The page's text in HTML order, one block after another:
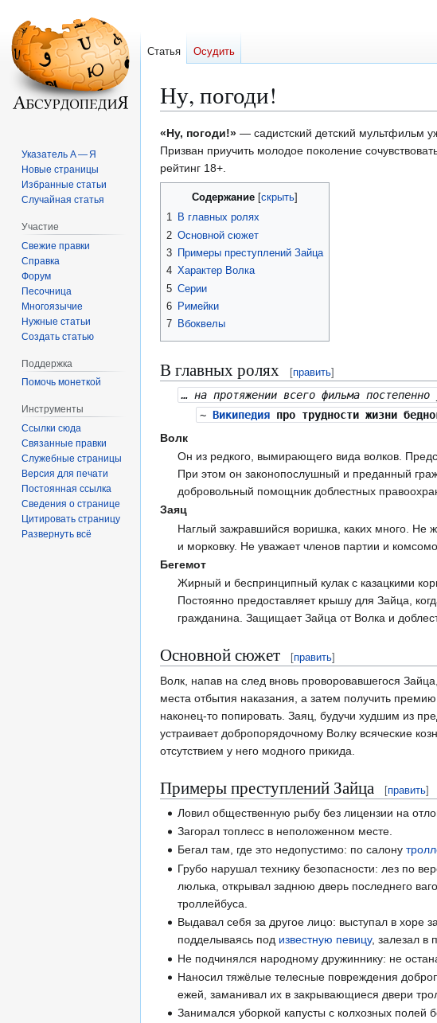
Ну, погоди!
Перейти
к
навигации
Перейти
к
поиску
«Ну, погоди!» — садистский детский мультфильм
Призван приучить молодое поколение
рейтинг 18+.
Содержание
1 В главных ролях
2 Основной сюжет
3 Примеры преступлений Зайца
4 Характер Волка
5 Серии
6 Римейки
7 Вбоквелы
В главных ролях [править]
… на протяжении всего фильма постепенно
~ Википедияпро трудности жизни
Волк
Он из редкого, вымирающего вида волков.
При этом он законопослушный и преданный
добровольный помощник доблестных
Заяц
Наглый зажравшийся воришка, каких много. Не
и морковку. Не уважает членов партии и
Бегемот
Жирный и беспринципный кулак с казацкими
Постоянно предоставляет крышу для Зайца,
гражданина. Защищает Зайца от Волка и
Основной сюжет [править]
Волк, напав на след вновь проворовавшегося
места отбытия наказания, а затем получить
наконец-то попировать. Заяц, будучи худшим из
устраивает добропорядочному Волку всяческие
отсутствием у него модного прикида.
Примеры преступлений Зайца [править]
Ловил общественную рыбу без лицензии на
Загорал топлесс в неположенном месте.
Бегал там, где это недопустимо: по салону
Грубо нарушал технику безопасности: лез по
люлька, открывал заднюю дверь последнего
троллейбуса.
Выдавал себя за другое лицо: выступал в хоре
подделываясь под известную певицу, залезал в
Не подчинялся народному дружиннику: не
Наносил тяжёлые телесные повреждения
ежей, заманивал их в закрывающиеся двери
Занимался уборкой капусты с колхозных полей
Статья Осудить
Указатель А — Я
Новые страницы
Избранные статьи
Случайная статья
Участие
Свежие правки
Справка
Форум
Песочница
Многоязычие
Нужные статьи
Создать статью
Поддержка
Помочь монеткой
Инструменты
Ссылки сюда
Связанные правки
Служебные страницы
Версия для печати
Постоянная ссылка
Сведения о странице
Цитировать страницу
Развернуть всё